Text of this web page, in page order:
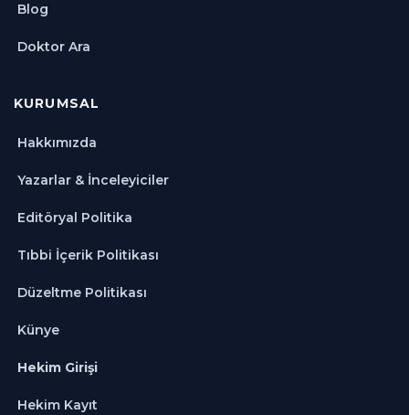
Blog
Doktor Ara
KURUMSAL
Hakkımızda
Yazarlar & İnceleyiciler
Editöryal Politika
Tıbbi İçerik Politikası
Düzeltme Politikası
Künye
Hekim Girişi
Hekim Kayıt